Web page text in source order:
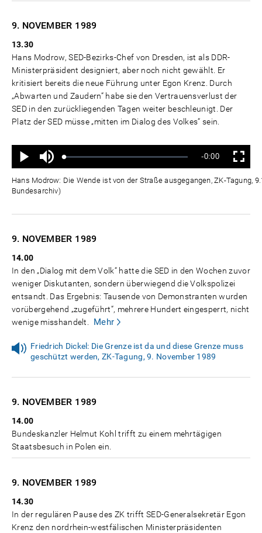
9. NOVEMBER 1989
13.30
Hans Modrow, SED-Bezirks-Chef von Dresden, ist als DDR-
Ministerpräsident designiert, aber noch nicht gewählt. Er
kritisiert bereits die neue Führung unter Egon Krenz. Durch
„Abwarten und Zaudern“ habe sie den Vertrauensverlust der
SED in den zurückliegenden Tagen weiter beschleunigt. Der
Platz der SED müsse „mitten im Dialog des Volkes“ sein.
Wiedergabe
Ton
aus
Geladen:
Status:
Verbleibende
Zeit
-0:00 Vollbild
Hans Modrow: Die Wende ist von der Straße ausgegangen, ZK-Tagung,
Bundesarchiv)
9. NOVEMBER 1989
14.00
In den „Dialog mit dem Volk“ hatte die SED in den Wochen zuvor
weniger Diskutanten, sondern überwiegend die Volkspolizei
entsandt. Das Ergebnis: Tausende von Demonstranten wurden
vorübergehend „zugeführt“, mehrere Hundert eingesperrt, nicht
wenige misshandelt.
Mehr
Friedrich Dickel: Die Grenze ist da und diese Grenze muss
geschützt werden, ZK-Tagung, 9. November 1989
9. NOVEMBER 1989
14.00
Bundeskanzler Helmut Kohl trifft zu einem mehrtägigen
Staatsbesuch in Polen ein.
9. NOVEMBER 1989
14.30
In der regulären Pause des ZK trifft SED-Generalsekretär Egon
Krenz den nordrhein-westfälischen Ministerpräsidenten